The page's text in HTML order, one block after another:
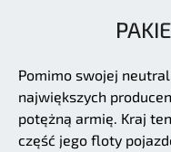
Pomimo swojej
największych
potężną armię. Kraj
część jego floty